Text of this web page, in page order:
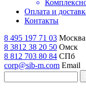
Оплата и
Контакты
8 495 197 71 03 Москва
8 3812 38 20 50 Омск
8 812 703 80 84 СПб
corp@sib-m.com Email